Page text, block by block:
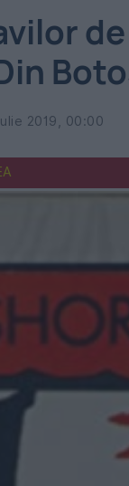
2019, 00:00